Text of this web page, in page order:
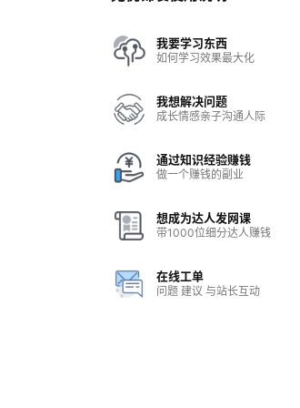
我要学习东西
如何学习效果最大化
我想解决问题
成长情感亲子沟通人际
通过知识经验赚钱
做一个赚钱的副业
想成为达人发网课
带1000位细分达人赚钱
在线工单
问题 建议 与站长互动